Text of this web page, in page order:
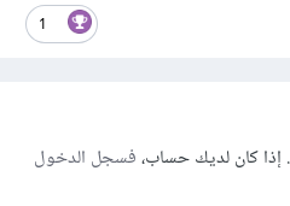
1
إذا كان لديك حساب،فسجل الدخول